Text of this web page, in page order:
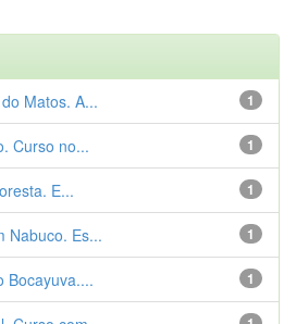
1
Matos. A...
1
Curso no...
1
E...
1
Nabuco. Es...
1
Bocayuva....